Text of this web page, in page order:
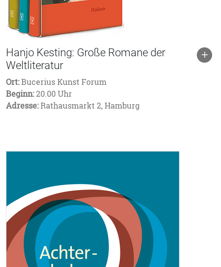
Hanjo Kesting: Große Romane der
Weltliteratur
Ort:Bucerius Kunst Forum
Beginn:20.00 Uhr
Adresse:Rathausmarkt 2, Hamburg